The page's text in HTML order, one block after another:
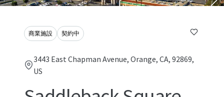
商業施設 契約中
3443 East Chapman Avenue, Orange, CA, 92869,
US